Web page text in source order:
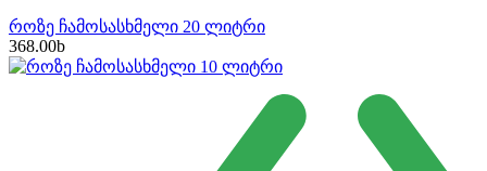
როზე ჩამოსასხმელი 20 ლიტრი
368.00b